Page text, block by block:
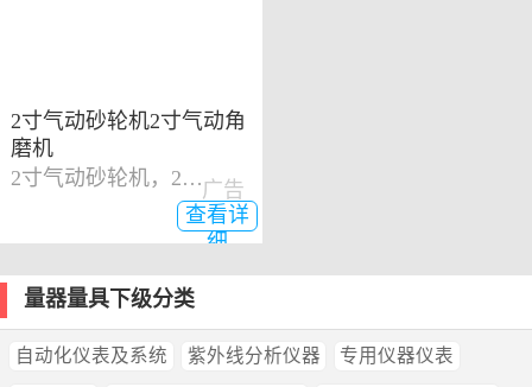
2寸气动砂轮机2寸气动角
磨机
2寸气动砂轮机，2寸气动角磨机
查看详
细
广告
量器量具下级分类
自动化仪表及系统 紫外线分析仪器 专用仪器仪表